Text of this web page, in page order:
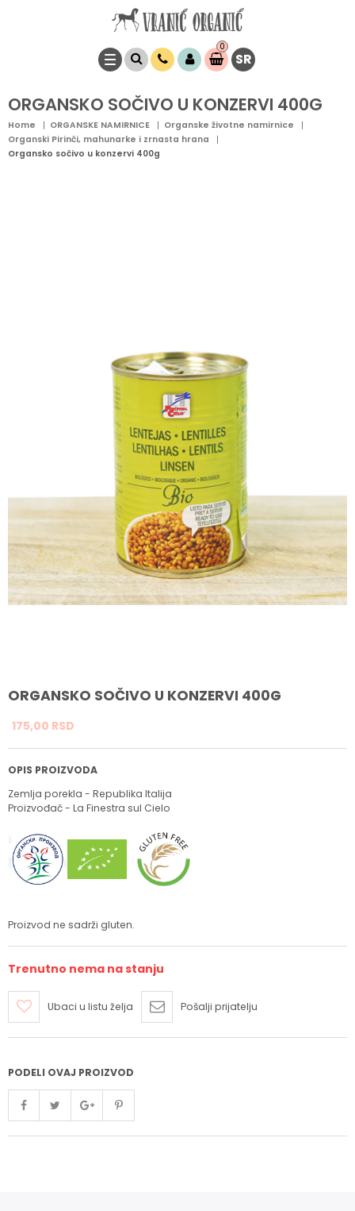
0
Stavke
0,00SR
ORGANSKO SOČIVO U KONZERVI 400G
Home ORGANSKE NAMIRNICE
Organske životne namirnice
Organski Pirinči, mahunarke i zrnasta hrana
Organsko sočivo u konzervi 400g
ORGANSKO SOČIVO U KONZERVI 400G
175,00 RSD
OPIS PROIZVODA
Zemlja porekla - Republika Italija
Proizvođač - La Finestra sul Cielo
Proizvod ne sadrži gluten.
Trenutno nema na stanju
Ubaci u listu želja Pošalji prijatelju
PODELI OVAJ PROIZVOD